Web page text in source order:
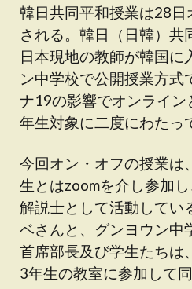
韓日共同平和授業は28
される。韓日（日韓）共
日本現地の教師が韓国に
ン中学校で公開授業方式
ナ19の影響でオンライ
年生対象に二度にわたっ
今回オン・オフの授業は
生とはzoomを介し参加
解説士として活動してい
ベさんと、グンヨウン中
首席部長及び学生たちは
3年生の教室に参加して